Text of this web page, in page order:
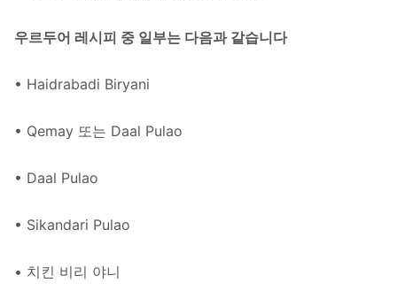
우르두어 레시피 중 일부는 다음과 같습니다
• Haidrabadi Biryani
• Qemay 또는 Daal Pulao
• Daal Pulao
• Sikandari Pulao
• 치킨 비리 야니